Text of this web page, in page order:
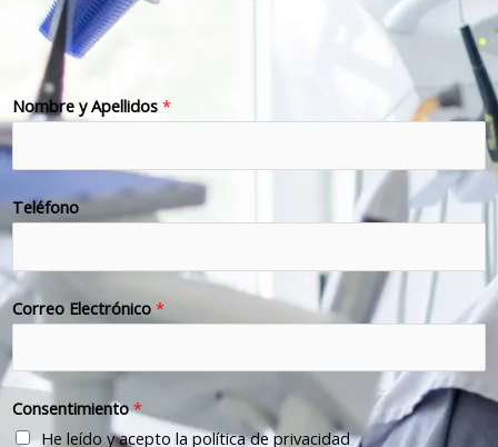
Nombre y Apellidos *
Teléfono
Correo Electrónico *
Consentimiento*
He leído y acepto la política de privacidad